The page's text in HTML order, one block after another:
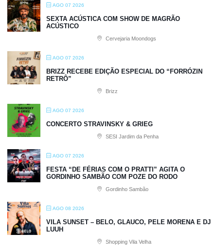
AGO 07 2026
SEXTA ACÚSTICA COM SHOW DE MAGRÃO
ACÚSTICO
Cervejaria Moondogs
AGO 07 2026
BRIZZ RECEBE EDIÇÃO ESPECIAL DO “FORRÓZIN
RETRÔ”
Brizz
AGO 07 2026
CONCERTO STRAVINSKY & GRIEG
SESI Jardim da Penha
AGO 07 2026
FESTA “DE FÉRIAS COM O PRATTI” AGITA O
GORDINHO SAMBÃO COM POZE DO RODO
Gordinho Sambão
AGO 08 2026
VILA SUNSET – BELO, GLAUCO, PELE MORENA E DJ
LUUH
Shopping Vila Velha